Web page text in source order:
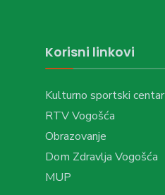
Korisni linkovi
Kulturno sportski centar
RTV Vogošća
Obrazovanje
Dom Zdravlja Vogošća
MUP